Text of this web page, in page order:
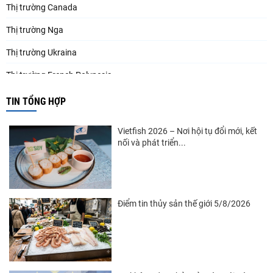
Thị trường Canada
Thị trường Nga
Thị trường Ukraina
Thị trường French Polynesia
Thị trường Trung Quốc
Thị trường New Zealand
Thị trường Đài Loan
Thị trường Hàn Quốc
Thị trường Mỹ
Thị trường EU
Thị trường Nhật Bản
TIN TỔNG HỢP
Vietfish 2026 – Nơi hội tụ đổi mới, kết
nối và phát triển...
Điểm tin thủy sản thế giới 5/8/2026